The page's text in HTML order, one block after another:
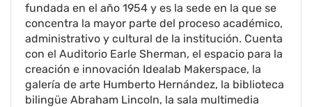
fundada en el año 1954 y es la sede en la que se
concentra la mayor parte del proceso académico,
administrativo y cultural de la institución. Cuenta
con el Auditorio Earle Sherman, el espacio para la
creación e innovación Idealab Makerspace, la
galería de arte Humberto Hernández, la biblioteca
bilingüe Abraham Lincoln, la sala multimedia